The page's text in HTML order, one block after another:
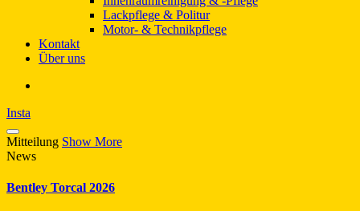
Lackpflege & Politur
Motor- & Technikpflege
Kontakt
Über uns
Insta
Mitteilung Show More
News
Bentley Torcal 2026